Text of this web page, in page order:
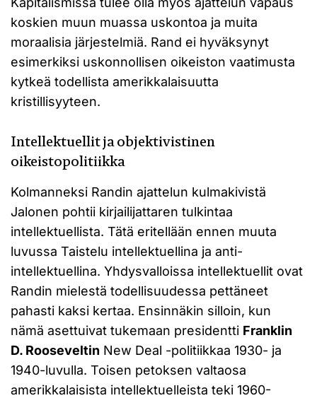
koskien muun muassa uskontoa ja muita
moraalisia järjestelmiä. Rand ei hyväksynyt
esimerkiksi uskonnollisen oikeiston vaatimusta
kytkeä todellista amerikkalaisuutta
kristillisyyteen.
Intellektuellit ja objektivistinen
oikeistopolitiikka
Kolmanneksi Randin ajattelun kulmakivistä
Jalonen pohtii kirjailijattaren tulkintaa
intellektuellista. Tätä eritellään ennen muuta
luvussa Taistelu intellektuellina ja anti-
intellektuellina. Yhdysvalloissa intellektuellit ovat
Randin mielestä todellisuudessa pettäneet
pahasti kaksi kertaa. Ensinnäkin silloin, kun
nämä asettuivat tukemaan presidentti Franklin
D. Rooseveltin New Deal -politiikkaa 1930- ja
1940-luvulla. Toisen petoksen valtaosa
amerikkalaisista intellektuelleista teki 1960-